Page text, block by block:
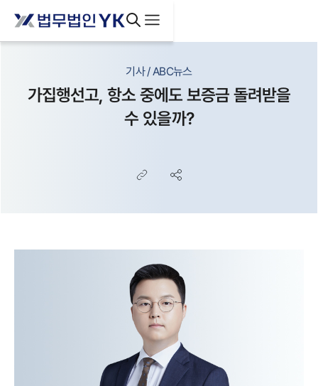
기사 / ABC뉴스
가집행선고, 항소 중에도 보증금 돌려받을
수 있을까?